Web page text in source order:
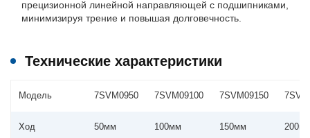
прецизионной линейной направляющей с подшипниками,
минимизируя трение и повышая долговечность.
Технические характеристики
Модель 7SVM0950 7SVM09100 7SVM09150
Ход 50мм 100мм 150мм